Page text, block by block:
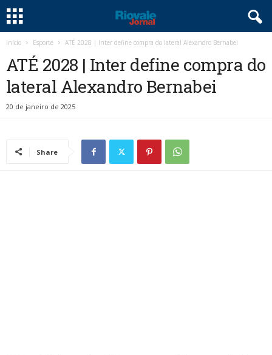
Início Esporte ATÉ 2028 | Inter define compra do lateral Alexandro Bernabei
ATÉ 2028 | Inter define compra do
lateral Alexandro Bernabei
20 de janeiro de 2025
Share